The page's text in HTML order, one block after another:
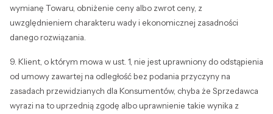
wymianę Towaru, obniżenie ceny albo zwrot ceny, z
uwzględnieniem charakteru wady i ekonomicznej zasadności
danego rozwiązania.
9. Klient, o którym mowa w ust. 1, nie jest uprawniony do odstąpienia
od umowy zawartej na odległość bez podania przyczyny na
zasadach przewidzianych dla Konsumentów, chyba że Sprzedawca
wyrazi na to uprzednią zgodę albo uprawnienie takie wynika z